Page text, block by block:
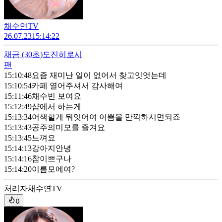
채수연TV
26.07.2315:14:22
채금 (30초)도진히로시
팬
15:10:48요즘 재미난 일이 없어서 찾고잇엇는데
15:10:54카페 열어주셔서 감사해여
15:11:46채수빈 보여요
15:12:49샵에서 하는게
15:13:34어색할게 뭐잇어여 이쁨을 만끽하시면되죠
15:13:43공주의미모를 즐겨요
15:13:45느껴요
15:14:13강아지안녕
15:14:16참이쁘구나
15:14:20이름모에여?
처리자채수연TV
0